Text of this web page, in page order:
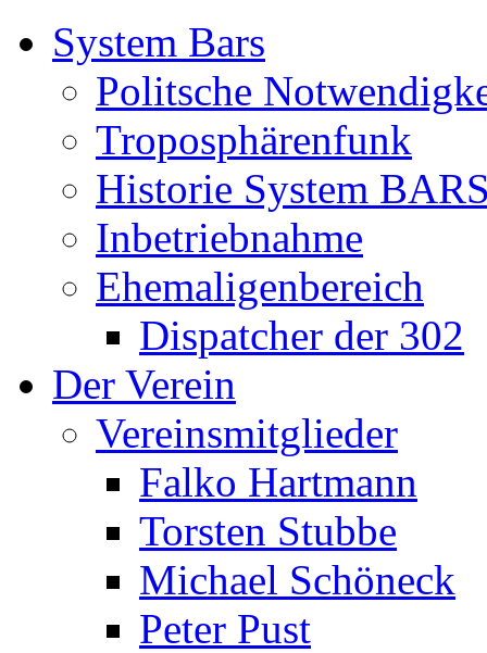
System Bars
Politsche
Troposphärenfunk
Historie System
Inbetriebnahme
Ehemaligenbereich
Dispatcher der 302
Der Verein
Vereinsmitglieder
Falko Hartmann
Torsten Stubbe
Michael Schöneck
Peter Pust